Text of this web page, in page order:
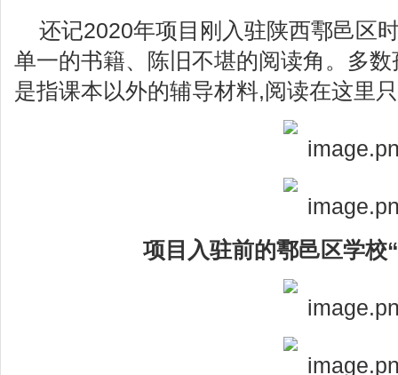
还记2020年项目刚入驻陕西鄠邑区
单一的书籍、陈旧不堪的阅读角。多数
是指课本以外的辅导材料,阅读在这里
项目 入驻前的鄠邑区学校